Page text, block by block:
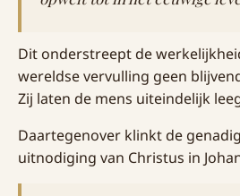
Dit onderstreept de
wereldse vervulling geen
Zij laten de mens uiteindelijk
Daartegenover klinkt de
uitnodiging van Christus in